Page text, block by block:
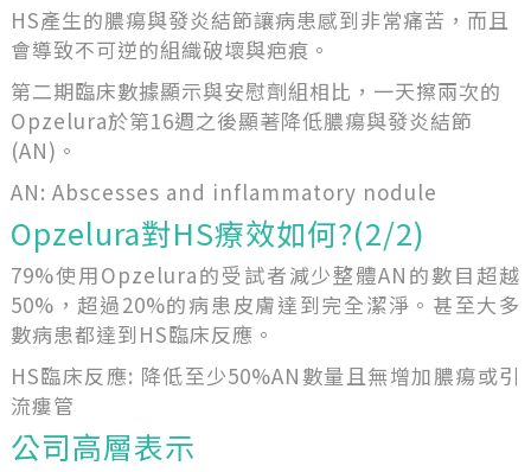
HS產生的膿瘍與發炎結節讓病患感到非常痛苦，而且
會導致不可逆的組織破壞與疤痕。
第二期臨床數據顯示與安慰劑組相比，一天擦兩次的
Opzelura於第16週之後顯著降低膿瘍與發炎結節
(AN)。
AN: Abscesses and inflammatory nodule
Opzelura對HS療效如何?(2/2)
79%使用Opzelura的受試者減少整體AN的數目超越
50%，超過20%的病患皮膚達到完全潔淨。甚至大多
數病患都達到HS臨床反應。
HS臨床反應: 降低至少50%AN數量且無增加膿瘍或引
流瘻管
公司高層表示